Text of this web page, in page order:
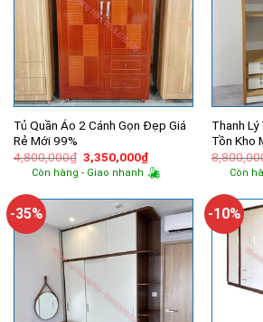
Tủ Quần Áo 2 Cánh Gọn Đẹp Giá
Rẻ Mới 99%
4,800,000₫ Giá
gốc
là:
3,350,000₫Giá
hiện
tại
3,350,000₫.
Còn hàng - Giao nhanh
Thanh
Tồn Kho
Còn
-35% -10%